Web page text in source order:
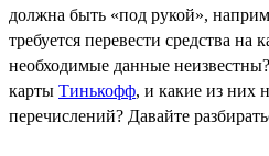
должна быть «под рукой»,
требуется перевести средства на
необходимые данные
карты Тинькофф, и какие из них
перечислений? Давайте